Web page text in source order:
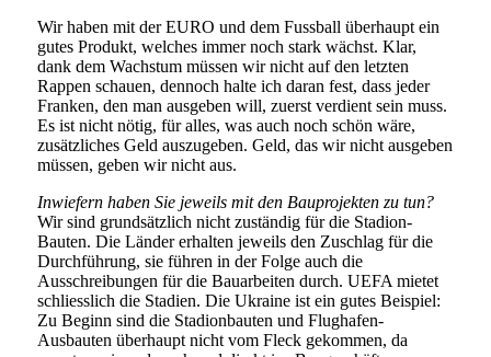
Wir haben mit der EURO und dem Fussball überhaupt ein
gutes Produkt, welches immer noch stark wächst. Klar,
dank dem Wachstum müssen wir nicht auf den letzten
Rappen schauen, dennoch halte ich daran fest, dass jeder
Franken, den man ausgeben will, zuerst verdient sein muss.
Es ist nicht nötig, für alles, was auch noch schön wäre,
zusätzliches Geld auszugeben. Geld, das wir nicht ausgeben
müssen, geben wir nicht aus.
Inwiefern haben Sie jeweils mit den Bauprojekten zu tun?
Wir sind grundsätzlich nicht zuständig für die Stadion-
Bauten. Die Länder erhalten jeweils den Zuschlag für die
Durchführung, sie führen in der Folge auch die
Ausschreibungen für die Bauarbeiten durch. UEFA mietet
schliesslich die Stadien. Die Ukraine ist ein gutes Beispiel:
Zu Beginn sind die Stadionbauten und Flughafen-
Ausbauten überhaupt nicht vom Fleck gekommen, da